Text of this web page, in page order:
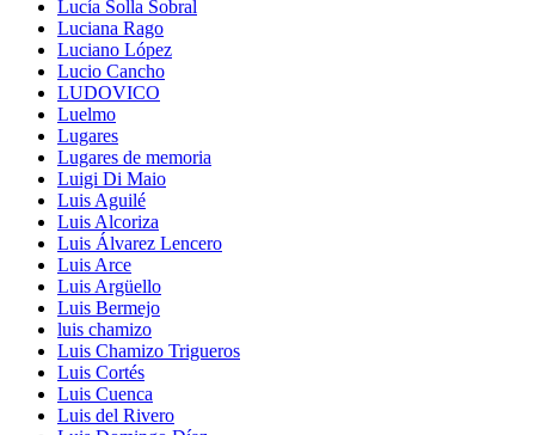
Lucía Solla Sobral
Luciana Rago
Luciano López
Lucio Cancho
LUDOVICO
Luelmo
Lugares
Lugares de memoria
Luigi Di Maio
Luis Aguilé
Luis Alcoriza
Luis Álvarez Lencero
Luis Arce
Luis Argüello
Luis Bermejo
luis chamizo
Luis Chamizo Trigueros
Luis Cortés
Luis Cuenca
Luis del Rivero